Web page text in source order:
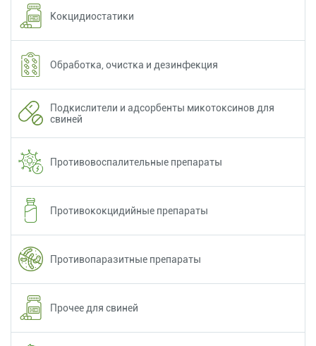
Кокцидиостатики
Обработка, очистка и дезинфекция
Подкислители и адсорбенты микотоксинов для
свиней
Противовоспалительные препараты
Противококцидийные препараты
Противопаразитные препараты
Прочее для свиней